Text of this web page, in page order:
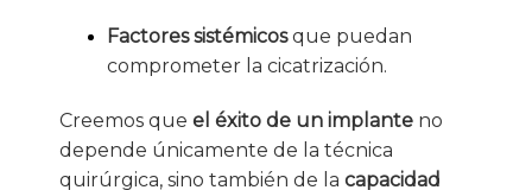
Factores sistémicosque puedan
comprometer la cicatrización.
Creemos que el éxito de un implante no
depende únicamente de la técnica
quirúrgica, sino también de la capacidad